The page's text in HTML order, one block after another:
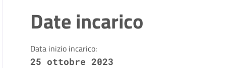
Date incarico
Data inizio incarico:
25 ottobre 2023